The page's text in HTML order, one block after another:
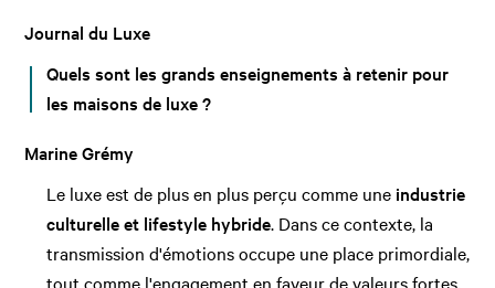
Journal du Luxe
Quels sont les grands enseignements à retenir pour
les maisons de luxe ?
Marine Grémy
Le luxe est de plus en plus perçu comme une industrie
culturelle et lifestyle hybride. Dans ce contexte, la
transmission d'émotions occupe une place primordiale,
tout comme l'engagement en faveur de valeurs fortes.